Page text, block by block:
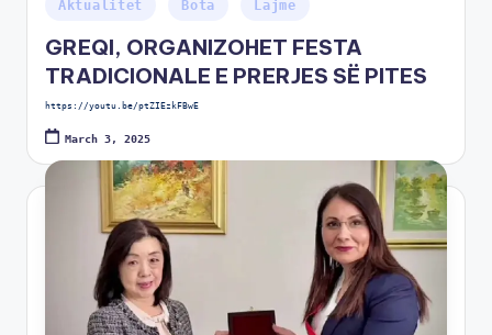
Aktualitet Bota Lajme
GREQI, ORGANIZOHET FESTA
TRADICIONALE E PRERJES SË PITES
https://youtu.be/ptZIEzkFBwE
March 3, 2025